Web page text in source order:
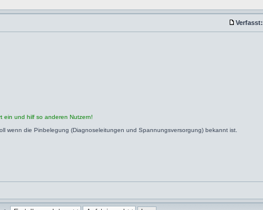
Verfasst:
ein und hilf so anderen Nutzern!
wenn die Pinbelegung (Diagnoseleitungen und Spannungsversorgung) bekannt ist.